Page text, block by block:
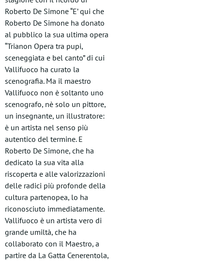
Roberto De Simone “E’ qui che
Roberto De Simone ha donato
al pubblico la sua ultima opera
“Trianon Opera tra pupi,
sceneggiata e bel canto” di cui
Vallifuoco ha curato la
scenografia. Ma il maestro
Vallifuoco non è soltanto uno
scenografo, nè solo un pittore,
un insegnante, un illustratore:
è un artista nel senso più
autentico del termine. E
Roberto De Simone, che ha
dedicato la sua vita alla
riscoperta e alle valorizzazioni
delle radici più profonde della
cultura partenopea, lo ha
riconosciuto immediatamente.
Vallifuoco è un artista vero di
grande umiltà, che ha
collaborato con il Maestro, a
partire da La Gatta Cenerentola,